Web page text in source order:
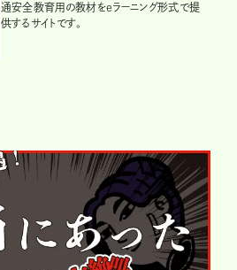
通安全教育用の教材をeラーニング形式で提
供するサイトです。